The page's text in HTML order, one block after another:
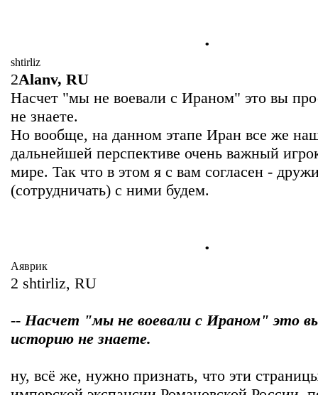
.
shtirliz
2Alanv, RU
Насчет "мы не воевали с Ираном" это вы
не знаете.
Но вообще, на данном этапе Иран все же
дальнейшей перспективе очень важный
мире. Так что в этом я с вам согласен -
(сотрудничать) с ними будем.
.
Аяврик
2 shtirliz, RU
-- Насчет "мы не воевали с Ираном" это
историю не знаете.
ну, всё же, нужно признать, что эти